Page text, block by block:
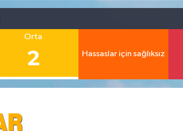
Orta
2 Hassaslar için sağlıksız